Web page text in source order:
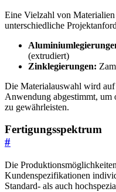
Eine Vielzahl von
unterschiedliche
(extrudiert)
Zinklegierungen:
Die Materialauswahl wird
Anwendung abgestimmt,
zu gewährleisten.
Fertigungsspektrum
#
Die
Kundenspezifikationen
Standard- als auch